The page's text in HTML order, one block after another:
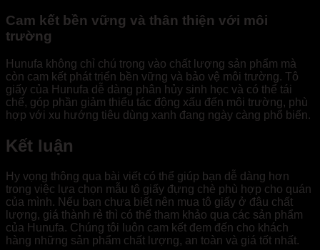
Cam kết bền vững và thân thiện với môi
trường
Hunufa không chỉ chú trọng vào chất lượng sản phẩm mà
còn cam kết phát triển bền vững và bảo vệ môi trường. Tô
giấy của Hunufa dễ dàng phân hủy sinh học và có thể tái
chế, góp phần giảm thiểu tác động xấu đến môi trường, phù
hợp với xu hướng tiêu dùng xanh đang ngày càng phổ biến.
Kết luận
Hy vọng thông qua bài viết có thể giúp bạn dễ dàng hơn
trong việc lựa chọn mẫu tô giấy đựng chè phù hợp cho quán
của mình. Nếu bạn chưa biết nên mua tô giấy ở đâu chất
lượng, giá thành rẻ thì có thể tham khảo qua các sản phẩm
của Hunufa. Chúng tôi luôn cam kết đem đến cho khách
hàng những sản phẩm chất lượng, an toàn và giá tốt nhất.